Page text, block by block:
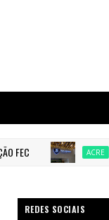
ACRE
REDES SOCIAIS